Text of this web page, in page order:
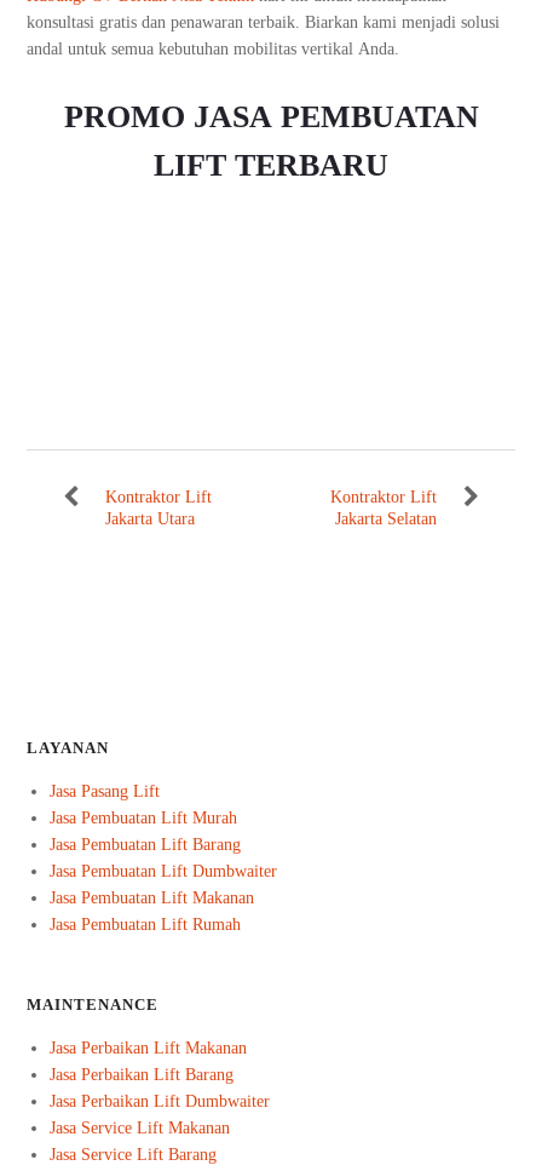
konsultasi gratis dan penawaran terbaik. Biarkan kami menjadi solusi
andal untuk semua kebutuhan mobilitas vertikal Anda.
PROMO JASA PEMBUATAN
LIFT TERBARU
Kontraktor Lift
Jakarta Utara
Kontraktor Lift
Jakarta Selatan
LAYANAN
Jasa Pasang Lift
Jasa Pembuatan Lift Murah
Jasa Pembuatan Lift Barang
Jasa Pembuatan Lift Dumbwaiter
Jasa Pembuatan Lift Makanan
Jasa Pembuatan Lift Rumah
MAINTENANCE
Jasa Perbaikan Lift Makanan
Jasa Perbaikan Lift Barang
Jasa Perbaikan Lift Dumbwaiter
Jasa Service Lift Makanan
Jasa Service Lift Barang